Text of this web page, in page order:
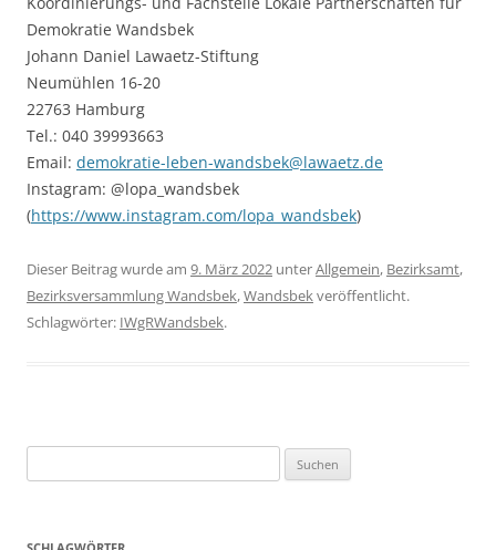
Demokratie Wandsbek
Johann Daniel Lawaetz-Stiftung
Neumühlen 16-20
22763 Hamburg
Tel.: 040 39993663
Email: demokratie-leben-wandsbek@lawaetz.de
Instagram: @lopa_wandsbek
(https://www.instagram.com/lopa_wandsbek)
Dieser Beitrag wurde am 9. März 2022 unterAllgemein, Bezirksamt,
Bezirksversammlung Wandsbek,Wandsbekveröffentlicht.
Schlagwörter: IWgRWandsbek.
nach: